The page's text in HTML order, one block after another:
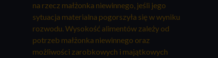
na rzecz małżonka niewinnego, jeśli jego
sytuacja materialna pogorszyła się w wyniku
rozwodu. Wysokość alimentów zależy od
potrzeb małżonka niewinnego oraz
możliwości zarobkowych i majątkowych